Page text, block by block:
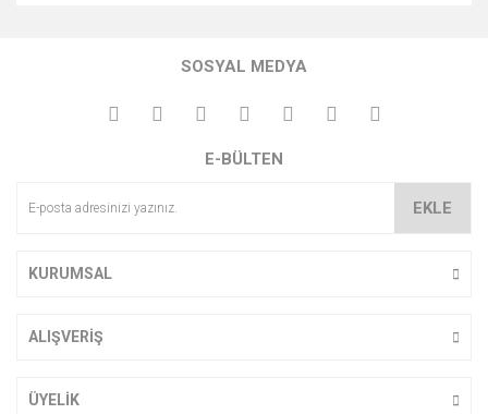
kullanarak tarafımıza iletebilirsiniz.
Görüş ve önerileriniz için teşekkür ederiz.
Ürün açıklamasında eksik bilgiler bulunuyor.
SOSYAL MEDYA
E-BÜLTEN
EKLE
KURUMSAL
ALIŞVERİŞ
ÜYELİK